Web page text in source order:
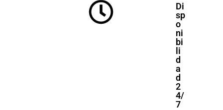
Di
sp
o
ni
bi
li
d
a
d
2
4/
7